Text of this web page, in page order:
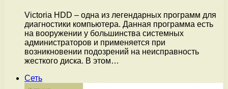
Victoria HDD – одна из легендарных программ для
диагностики компьютера. Данная программа есть
на вооружении у большинства системных
администраторов и применяется при
возникновении подозрений на неисправность
жесткого диска. В этом…
Сеть